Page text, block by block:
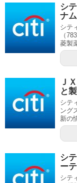
シ
ナ
シテ
（
菱製
Ｊ
と
シテ
ング
新の
シ
ー
シテ